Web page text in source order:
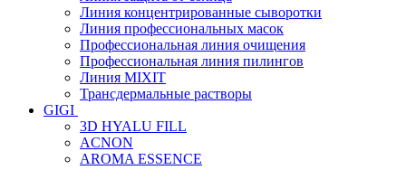
Линия концентрированные сыворотки
Линия профессиональных масок
Профессиональная линия очищения
Профессиональная линия пилингов
Линия MIXIT
Трансдермальные растворы
GIGI
3D HYALU FILL
ACNON
AROMA ESSENCE